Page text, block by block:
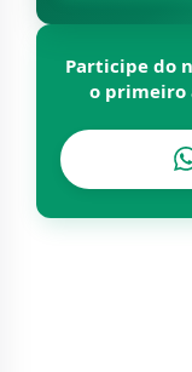
Participe do
o primeiro